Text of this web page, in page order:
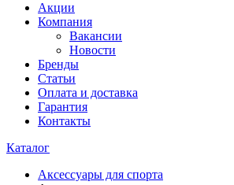
Акции
Компания
Вакансии
Новости
Бренды
Статьи
Оплата и доставка
Гарантия
Контакты
Каталог
Аксессуары для спорта